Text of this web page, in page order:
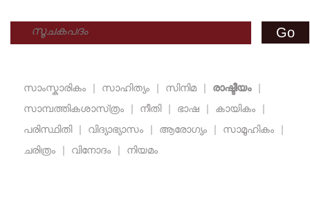
സാംസ്കാരികം | സാഹിത്യം | സിനിമ | രാഷ്ടീയം |
സാമ്പത്തികശാസ്‌ത്രം | നീതി | ഭാഷ | കായികം |
പരിസ്ഥിതി | വിദ്യാഭ്യാസം | ആരോഗ്യം | സാമൂഹികം |
ചരിത്രം | വിനോദം | നിയമം